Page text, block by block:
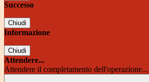
Successo
Chiudi
Informazione
Chiudi
Attendere...
Attendere il completamento dell'operazione...